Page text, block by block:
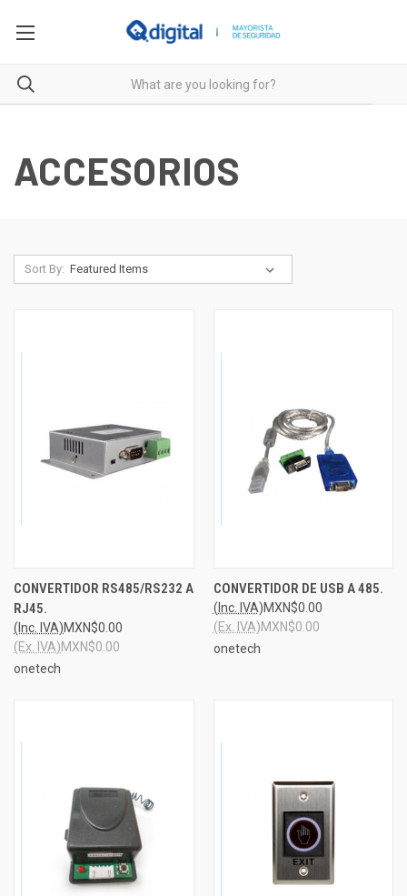
ACCESORIOS
Sort By:
CONVERTIDOR RS485/RS232 A
RJ45.
MXN$0.00
(Inc. IVA)
MXN$0.00
(Ex. IVA)
onetech
CONVERTIDOR DE USB A 485.
MXN$0.00
(Inc. IVA)
MXN$0.00
(Ex. IVA)
onetech